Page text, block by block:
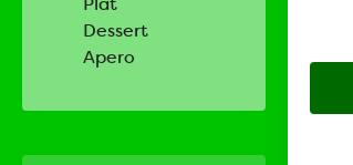
Dessert
Apero